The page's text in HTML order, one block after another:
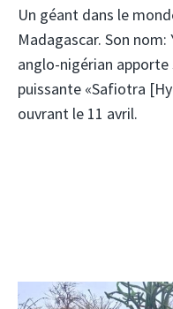
Un géant dans le
Madagascar. Son
anglo-nigérian
puissante «Safiotra
ouvrant le 11 avril.